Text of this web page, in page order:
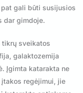
gali būti susijusios
dar gimdoje.
sveikatos
galaktozemija
Įgimta katarakta ne
regėjimui, jie